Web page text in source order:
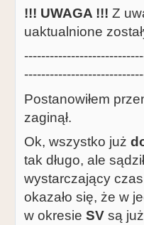
!!! UWAGA !!! Z
uaktualnione
Postanowiłem
zaginął.
Ok, wszystko już
tak długo, ale
wystarczający
okazało się, że w
w okresie SV są